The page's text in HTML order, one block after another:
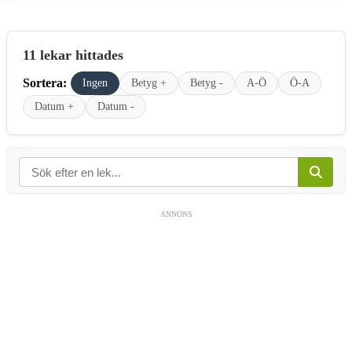
11 lekar hittades
Sortera: Ingen Betyg + Betyg - A-Ö
Ö-A
Datum +
Datum -
ANNONS